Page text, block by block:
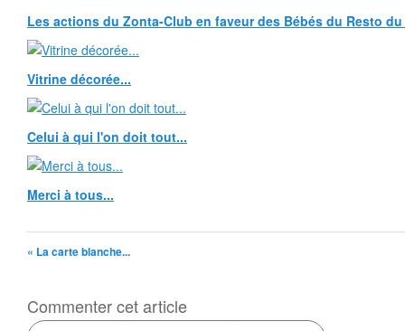
Les actions du Zonta-Club en faveur des Bébés du Resto du
Vitrine décorée...
Celui à qui l'on doit tout...
Merci à tous...
« La carte blanche...
Commenter cet article